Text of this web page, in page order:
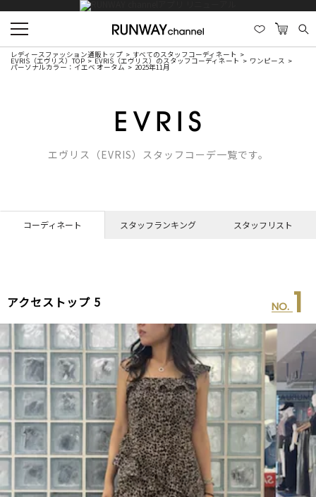
レディースファッション通販トップ すべてのスタッフコーディネート
EVRIS（エヴリス）TOP EVRIS（エヴリス）のスタッフコーディネート ワンピース
パーソナルカラー：イエベ オータム 2025年11月
エヴリス（EVRIS）スタッフコーデ一覧です。
コーディネート スタッフランキング スタッフリスト
アクセストップ 5
NO. 1